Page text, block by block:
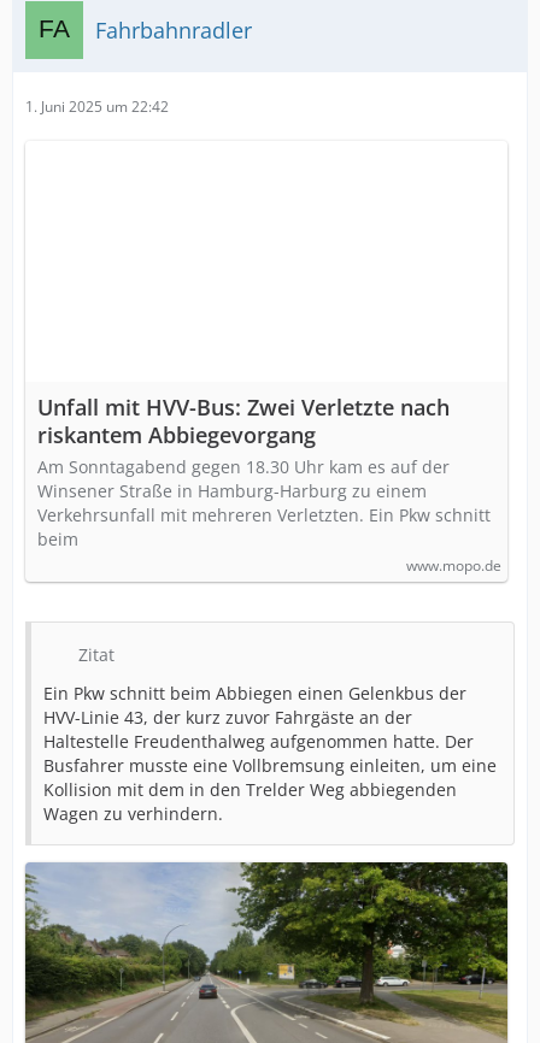
Fahrbahnradler
1. Juni 2025 um 22:42
Unfall mit HVV-Bus: Zwei Verletzte nach
riskantem Abbiegevorgang
Am Sonntagabend gegen 18.30 Uhr kam es auf der
Winsener Straße in Hamburg-Harburg zu einem
Verkehrsunfall mit mehreren Verletzten. Ein Pkw schnitt
beim
www.mopo.de
Zitat
Ein Pkw schnitt beim Abbiegen einen Gelenkbus der
HVV-Linie 43, der kurz zuvor Fahrgäste an der
Haltestelle Freudenthalweg aufgenommen hatte. Der
Busfahrer musste eine Vollbremsung einleiten, um eine
Kollision mit dem in den Trelder Weg abbiegenden
Wagen zu verhindern.